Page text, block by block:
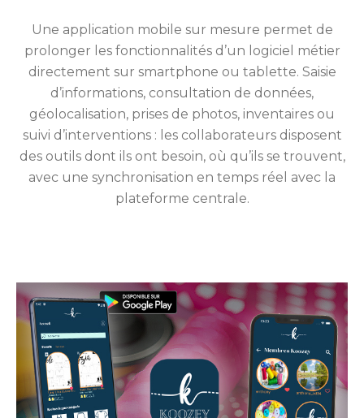
Une application mobile sur mesure permet de
prolonger les fonctionnalités d’un logiciel métier
directement sur smartphone ou tablette. Saisie
d’informations, consultation de données,
géolocalisation, prises de photos, inventaires ou
suivi d’interventions : les collaborateurs disposent
des outils dont ils ont besoin, où qu’ils se trouvent,
avec une synchronisation en temps réel avec la
plateforme centrale.